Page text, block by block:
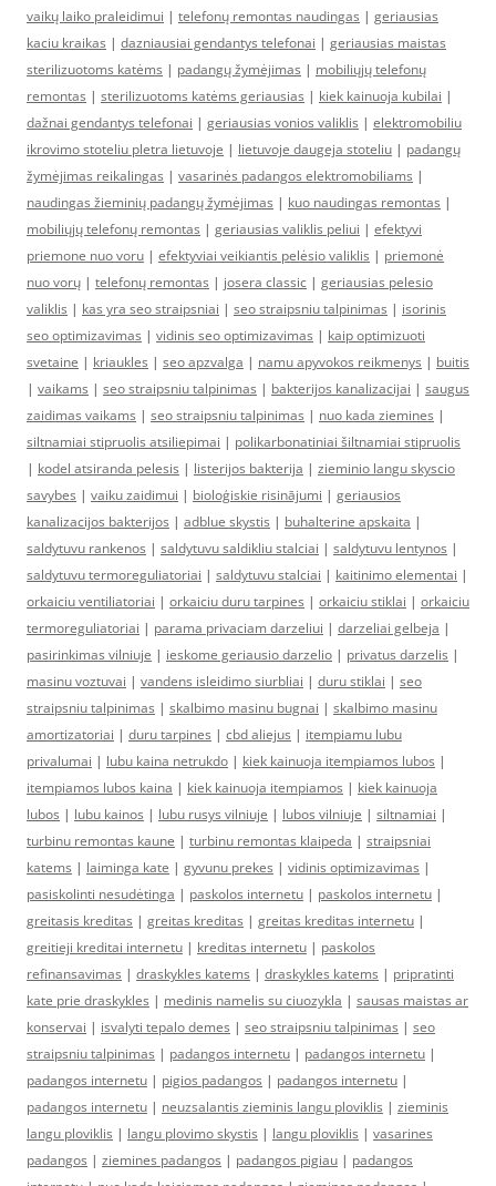
vaikų laiko praleidimui | telefonų remontas naudingas | geriausias
kaciu kraikas | dazniausiai gendantys telefonai | geriausias maistas
sterilizuotoms katėms | padangų žymėjimas | mobiliųjų telefonų
remontas | sterilizuotoms katėms geriausias | kiek kainuoja kubilai |
dažnai gendantys telefonai | geriausias vonios valiklis | elektromobiliu
ikrovimo stoteliu pletra lietuvoje | lietuvoje daugeja stoteliu | padangų
žymėjimas reikalingas | vasarinės padangos elektromobiliams |
naudingas žieminių padangų žymėjimas | kuo naudingas remontas |
mobiliųjų telefonų remontas | geriausias valiklis peliui | efektyvi
priemone nuo voru | efektyviai veikiantis pelėsio valiklis | priemonė
nuo vorų | telefonų remontas | josera classic | geriausias pelesio
valiklis | kas yra seo straipsniai | seo straipsniu talpinimas | isorinis
seo optimizavimas | vidinis seo optimizavimas | kaip optimizuoti
svetaine | kriaukles | seo apzvalga | namu apyvokos reikmenys | buitis
| vaikams | seo straipsniu talpinimas | bakterijos kanalizacijai | saugus
zaidimas vaikams | seo straipsniu talpinimas | nuo kada ziemines |
siltnamiai stipruolis atsiliepimai | polikarbonatiniai šiltnamiai stipruolis
| kodel atsiranda pelesis | listerijos bakterija | zieminio langu skyscio
savybes | vaiku zaidimui | bioloģiskie risinājumi | geriausios
kanalizacijos bakterijos | adblue skystis | buhalterine apskaita |
saldytuvu rankenos | saldytuvu saldikliu stalciai | saldytuvu lentynos |
saldytuvu termoreguliatoriai | saldytuvu stalciai | kaitinimo elementai |
orkaiciu ventiliatoriai | orkaiciu duru tarpines | orkaiciu stiklai | orkaiciu
termoreguliatoriai | parama privaciam darzeliui | darzeliai gelbeja |
pasirinkimas vilniuje | ieskome geriausio darzelio | privatus darzelis |
masinu voztuvai | vandens isleidimo siurbliai | duru stiklai | seo
straipsniu talpinimas | skalbimo masinu bugnai | skalbimo masinu
amortizatoriai | duru tarpines | cbd aliejus | itempiamu lubu
privalumai | lubu kaina netrukdo | kiek kainuoja itempiamos lubos |
itempiamos lubos kaina | kiek kainuoja itempiamos | kiek kainuoja
lubos | lubu kainos | lubu rusys vilniuje | lubos vilniuje | siltnamiai |
turbinu remontas kaune | turbinu remontas klaipeda | straipsniai
katems | laiminga kate | gyvunu prekes | vidinis optimizavimas |
pasiskolinti nesudėtinga | paskolos internetu | paskolos internetu |
greitasis kreditas | greitas kreditas | greitas kreditas internetu |
greitieji kreditai internetu | kreditas internetu | paskolos
refinansavimas | draskykles katems | draskykles katems | pripratinti
kate prie draskykles | medinis namelis su ciuozykla | sausas maistas ar
konservai | isvalyti tepalo demes | seo straipsniu talpinimas | seo
straipsniu talpinimas | padangos internetu | padangos internetu |
padangos internetu | pigios padangos | padangos internetu |
padangos internetu | neuzsalantis zieminis langu ploviklis | zieminis
langu ploviklis | langu plovimo skystis | langu ploviklis | vasarines
padangos | ziemines padangos | padangos pigiau | padangos